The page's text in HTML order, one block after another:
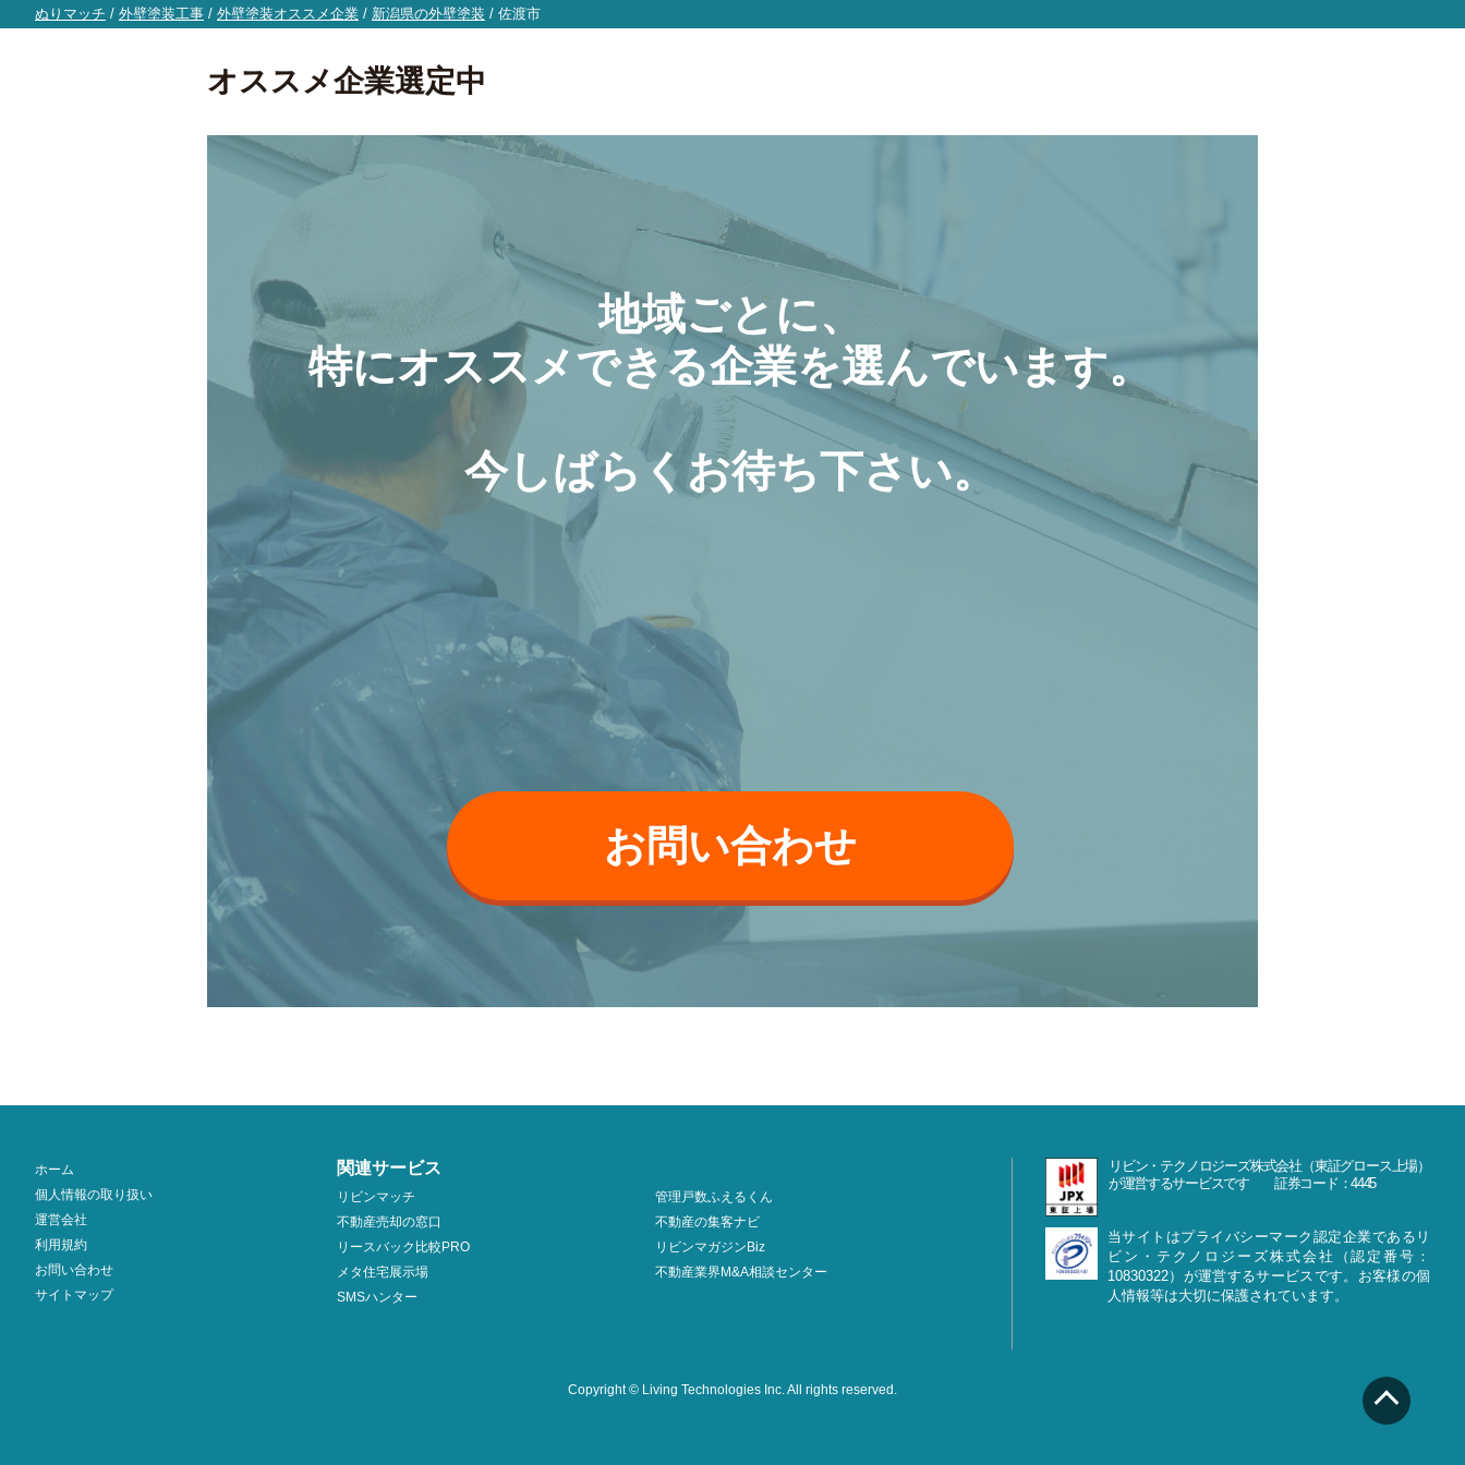
ぬりマッチ / 外壁塗装工事 / 外壁塗装オススメ企業 / 新潟県の外壁塗装 / 佐渡市
オススメ企業選定中
地域ごとに、
特にオススメできる企業を選んでいます。
今しばらくお待ち下さい。
お問い合わせ
ホーム
個人情報の取り扱い
運営会社
利用規約
お問い合わせ
サイトマップ
関連サービス
リビンマッチ
不動産売却の窓口
リースバック比較PRO
メタ住宅展示場
SMSハンター
管理戸数ふえるくん
不動産の集客ナビ
リビンマガジンBiz
不動産業界M&A相談センター
リビン・テクノロジーズ株式会社（東証グロース上場）
が運営するサービスです 証券コード：4445
当サイトはプライバシーマーク認定企業であるリ
ビン・テクノロジーズ株式会社（認定番号：
10830322）が運営するサービスです。お客様の個
人情報等は大切に保護されています。
Copyright © Living Technologies Inc.All rights reserved.